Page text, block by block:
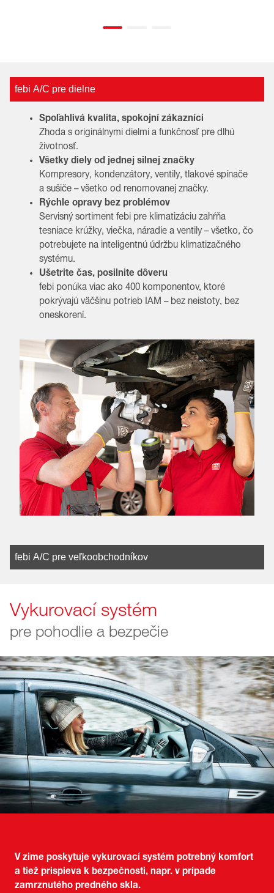
febi A/C pre dielne
Spoľahlivá kvalita, spokojní zákazníci
Zhoda s originálnymi dielmi a funkčnosť pre dlhú
životnosť.
Všetky diely od jednej silnej značky
Kompresory, kondenzátory, ventily, tlakové spínače
a sušiče – všetko od renomovanej značky.
Rýchle opravy bez problémov
Servisný sortiment febi pre klimatizáciu zahŕňa
tesniace krúžky, viečka, náradie a ventily – všetko, čo
potrebujete na inteligentnú údržbu klimatizačného
systému.
Ušetrite čas, posilnite dôveru
febi ponúka viac ako 400 komponentov, ktoré
pokrývajú väčšinu potrieb IAM – bez neistoty, bez
oneskorení.
febi A/C pre veľkoobchodníkov
Vykurovací systém
pre pohodlie a bezpečie
V zime poskytuje vykurovací systém potrebný komfort
a tiež prispieva k bezpečnosti, napr. v prípade
zamrznutého predného skla.